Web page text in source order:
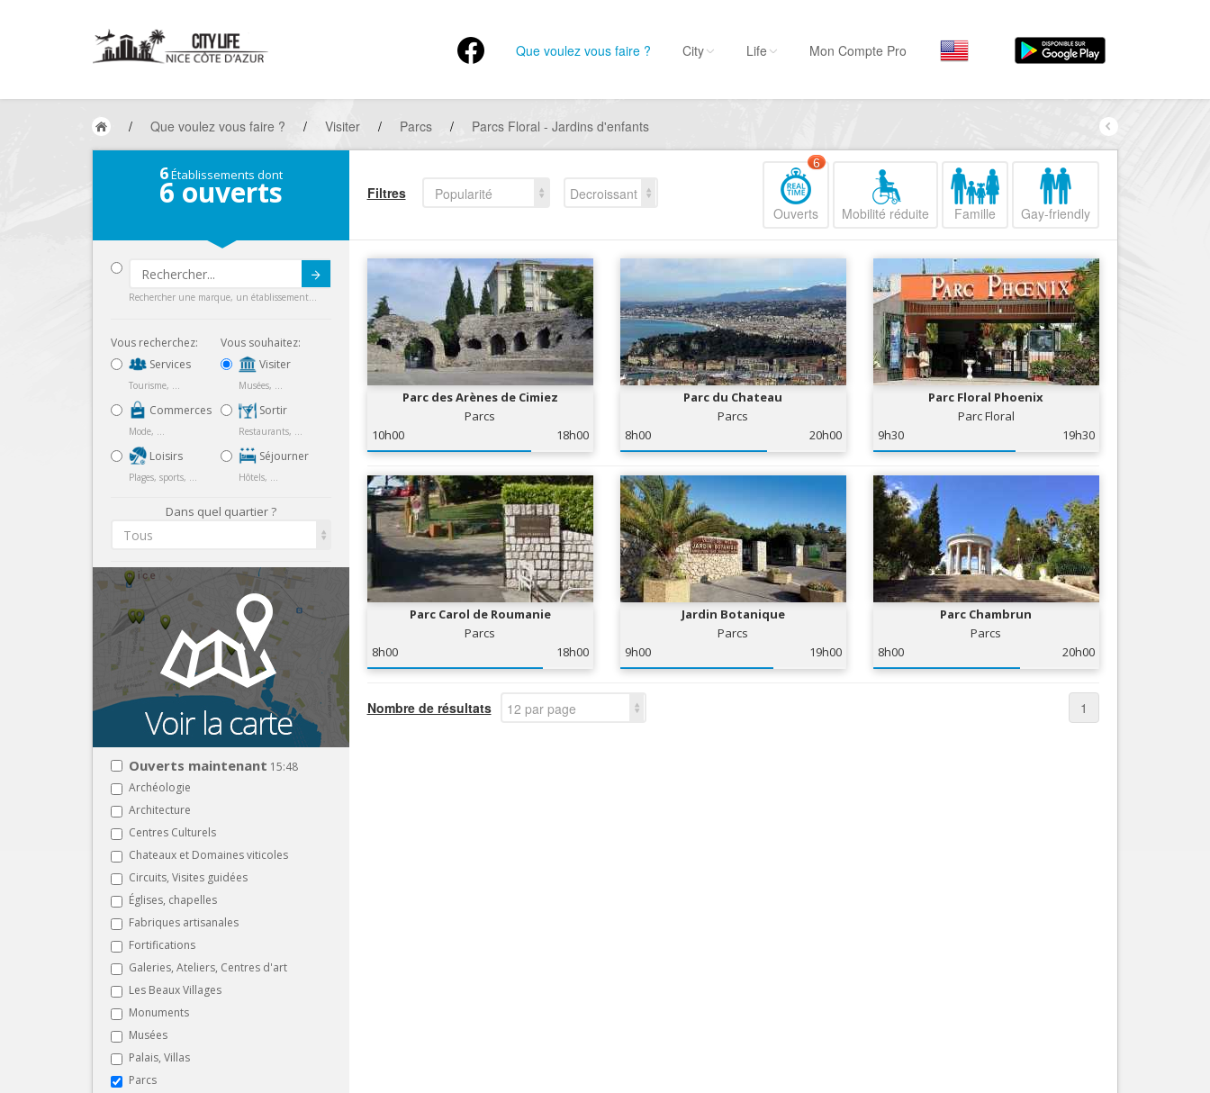
Que voulez vous faire ?
Hôtels, ...
Visiter
Sortir
Restaurants, ...
Commerces
Mode, ...
Loisirs
Plages, sports, ...
Services
Tourisme, ...
Par quartiers
Nice Promenade du
Nice le Port
Nice le Vieux Nice
Nice le Coeur de Ville
Nice les Collines Niçoises
Nice le petit Marais Niçois
Nice la plaine du Var
Nice Aéroport
City Life Mon Compte Pro
/ Que voulez vous faire ? / Visiter / Parcs / Parcs Floral - Jardins d'enfants
6Établissements dont
6 ouverts
Rechercher une marque, un établissement...
Vous recherchez:
Services
Tourisme, ...
Commerces
Mode, ...
Loisirs
Plages, sports, ...
Vous souhaitez:
Visiter
Musées, ...
Sortir
Restaurants, ...
Séjourner
Hôtels, ...
Dans quel quartier ?
Tous
Ouverts maintenant 15:48
Archéologie
Architecture
Centres Culturels
Chateaux et Domaines viticoles
Circuits, Visites guidées
Églises, chapelles
Fabriques artisanales
Fortifications
Galeries, Ateliers, Centres d'art
Les Beaux Villages
Monuments
Musées
Palais, Villas
Parcs
Filtres Popularité
Decroissant
Ouverts
6
Mobilité réduite Famille Gay-friendly
Parc des Arènes de Cimiez
Parcs
10h00
18h00
Parc du Chateau
Parcs
8h00
20h00
Parc Floral Phoenix
Parc Floral
9h30
19h30
Parc Carol de Roumanie
Parcs
8h00
18h00
Jardin Botanique
Parcs
9h00
19h00
Parc Chambrun
Parcs
8h00
20h00
Nombre de résultats 12 par page 1